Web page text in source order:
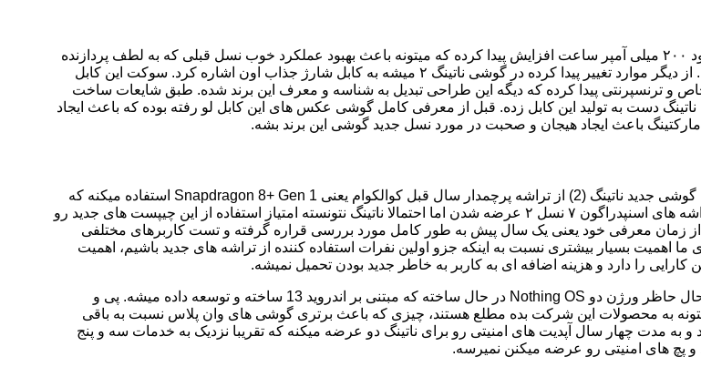
ظرفیت باتری گوشی ناتینگ دو 4700 میلی‌آمپر ساعت است که نسبت به نسخه قبلی حدود ۲۰۰ میلی آمپر ساعت افزایش پیدا کرده که میتونه باعث بهبود عملکرد خوب نسل قبلی که به لطف پردازنده
کم مصرف و بهینه سازی های نرم افزاری شارژدهی و زمان استندبای بسیار خوبی داشت. از دیگر موارد تغییر پیدا کرده در گوشی ناتینگ ۲ میشه به کابل شارژ جذاب اون اشاره کرد. سوکت این کابل
پیدا کرده که دیگه این طراحی تبدیل به شناسه و معرف این برند شده. طبق شایعات ساخت
دست به تولید این کابل زده. قبل از معرفی کامل گوشی عکس های این کابل لو رفته بوده که باعث ایجاد
و مارکتینگ باعث ایجاد هیجان و صحبت در مورد نسل جدید گوشی این برند بشه.
Nothing Phone 1 از نسخه سفارشی‌سازی‌ شده اسنپدراگون 778G پشتیبانی می‌کند، اما گوشی جدید ناتینگ (2) از تراشه پرچمدار سال قبل کوالکوام یعنی Snapdragon 8+ Gen 1 استفاده میکنه که
باعث افزایش قدرت پردازشی این گوشی میشه. با اینکه این تراشه کمی قدیمی شده و تراشه های اسنپدراگون ۷ نسل ۲ عرضه شدن اما احتمالا ناتینگ نتونسته امتیاز استفاده از این چیپست های جدید رو
کسب کنه، اما Pei (مدیر کمپانی ناتینگ) در این مورد گفته که اسنپدراگون 8 پلاس Gen 1 از زمان معرفی خود یعنی یک سال پیش به طور کامل مورد بررسی قراره گرفته و تست کاربرهای مختلفی
اهمیت بسیار بیشتری نسبت به اینکه جزو اولین نفرات استفاده کننده از تراشه های جدید باشیم، اهمیت
کارایی را دارد و هزینه اضافه ای به کاربر به خاطر جدید بودن تحمیل نمیشه.
ناتینگ با راه اندازی بخش نرم افزاری رابط کاربری مخصوص خودش رو تولید میکنه و در حال حاظر ورژن دو Nothing OS در حال ساخته که مبتنی بر اندروید 13 ساخته و توسعه داده میشه. پی و
به محصولات این شرکت بده مطلع هستند، چیزی که باعث برتری گوشی های وان پلاس نسبت به باقی
مدت چهار سال آپدیت های امنیتی رو برای ناتینگ دو عرضه میکنه که تقریبا نزدیک به خدمات سه و پنج
پچ های امنیتی رو عرضه میکنن نمیرسه.